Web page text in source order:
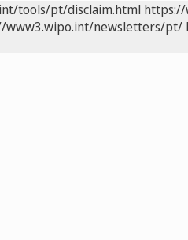
tools/pt/disclaim.html
www3.wipo.int/newsletters/pt/